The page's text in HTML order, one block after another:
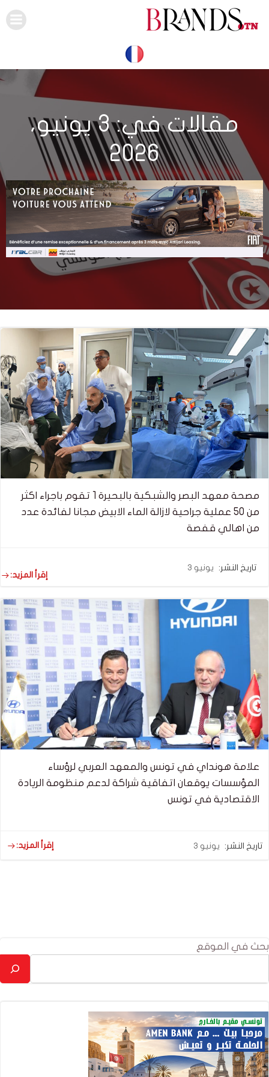
مقالات في: 3 يونيو،
2026
مصحة معهد البصر والشبكية بالبحيرة 1 تقوم باجراء اكثر
من 50 عملية جراحية لازالة الماء الابيض مجانا لفائدة عدد
من اهالي قفصة
تاريخ النشر:
يونيو 3
إقرأ المزيد:
علامة هونداي في تونس والمعهد العربي لرؤساء
المؤسسات يوقعان اتفاقية شراكة لدعم منظومة الريادة
الاقتصادية في تونس
تاريخ النشر: يونيو 3 إقرأ المزيد:
بحث في الموقع